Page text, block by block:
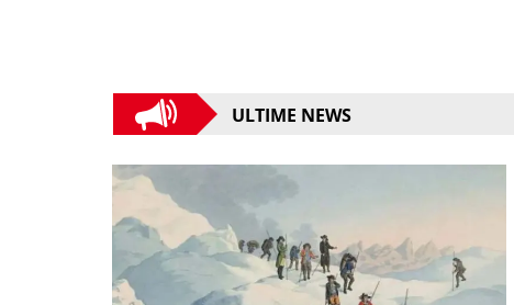
ULTIME NEWS